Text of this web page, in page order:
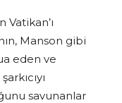
Manson gibi
eden ve
savunanlar